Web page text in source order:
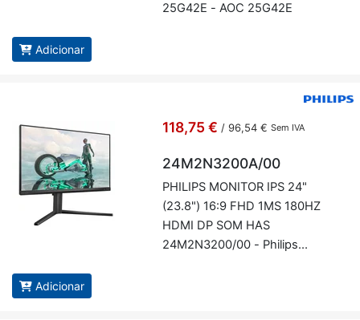
25G42E - AOC 25G42E
Adicionar
118,75 € / 96,54 € Sem IVA
24M2N3200A/00
PHI­LIPS MO­NITOR IPS 24"
(23.8") 16:9 FHD 1MS 180HZ
HDMI DP SOM HAS
24M2N3200/00 - Phi­lips
Adicionar